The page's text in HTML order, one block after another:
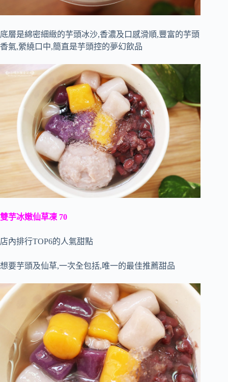
底層是綿密細緻的芋頭冰沙,香濃及口感滑順,豐富的芋頭
香氣,縈繞口中,簡直是芋頭控的夢幻飲品
雙芋冰嫩仙草凍 70
店內排行TOP6的人氣甜點
想要芋頭及仙草,一次全包括,唯一的最佳推薦甜品